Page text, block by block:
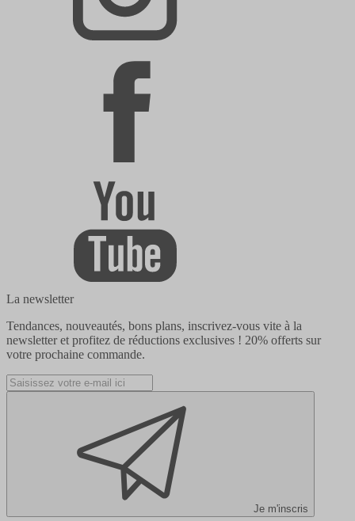
La newsletter
Tendances, nouveautés, bons plans, inscrivez-vous vite à la
newsletter et profitez de réductions exclusives ! 20% offerts sur
votre prochaine commande.
Je m'inscris